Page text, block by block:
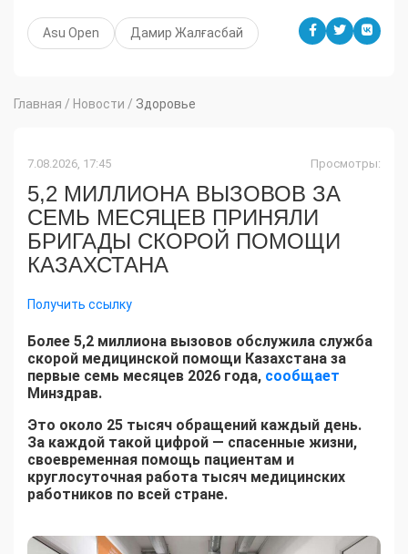
Asu Open Дамир Жалғасбай
Главная / Новости / Здоровье
7.08.2026, 17:45 Просмотры:
5,2 МИЛЛИОНА ВЫЗОВОВ ЗА
СЕМЬ МЕСЯЦЕВ ПРИНЯЛИ
БРИГАДЫ СКОРОЙ ПОМОЩИ
КАЗАХСТАНА
Получить ссылку
Более 5,2 миллиона вызовов обслужила служба
скорой медицинской помощи Казахстана за
первые семь месяцев 2026 года, сообщает
Минздрав.
Это около 25 тысяч обращений каждый день.
За каждой такой цифрой — спасенные жизни,
своевременная помощь пациентам и
круглосуточная работа тысяч медицинских
работников по всей стране.